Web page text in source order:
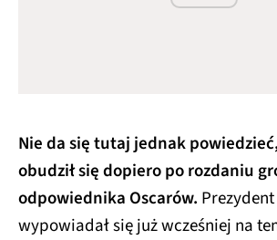
Nie da się tutaj jednak
obudził się dopiero po rozdaniu
odpowiednika Oscarów.
wypowiadał się już wcześniej na